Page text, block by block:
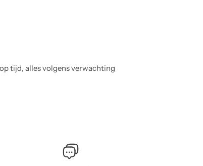
tijd, alles volgens verwachting